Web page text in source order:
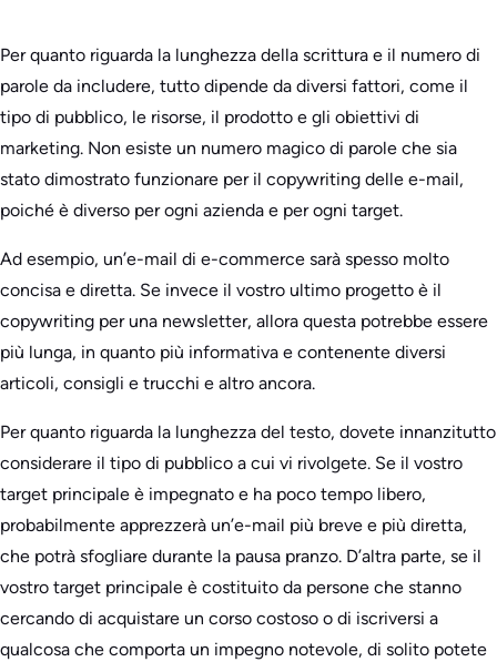
Per quanto riguarda la lunghezza della scrittura e il numero di
parole da includere, tutto dipende da diversi fattori, come il
tipo di pubblico, le risorse, il prodotto e gli obiettivi di
marketing. Non esiste un numero magico di parole che sia
stato dimostrato funzionare per il copywriting delle e-mail,
poiché è diverso per ogni azienda e per ogni target.
Ad esempio, un’e-mail di e-commerce sarà spesso molto
concisa e diretta. Se invece il vostro ultimo progetto è il
copywriting per una newsletter, allora questa potrebbe essere
più lunga, in quanto più informativa e contenente diversi
articoli, consigli e trucchi e altro ancora.
Per quanto riguarda la lunghezza del testo, dovete innanzitutto
considerare il tipo di pubblico a cui vi rivolgete. Se il vostro
target principale è impegnato e ha poco tempo libero,
probabilmente apprezzerà un’e-mail più breve e più diretta,
che potrà sfogliare durante la pausa pranzo. D’altra parte, se il
vostro target principale è costituito da persone che stanno
cercando di acquistare un corso costoso o di iscriversi a
qualcosa che comporta un impegno notevole, di solito potete